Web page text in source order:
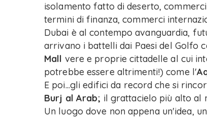
isolamento fatto di deserto,
termini di finanza, commerci
Dubai è al contempo avanguardia,
arrivano i battelli dai Paesi del Golfo
Mall vere e proprie cittadelle al cui
potrebbe essere altrimenti!) come l'
E poi...gli edifici da record che si
Burj al Arab; il grattacielo più alto al
Un luogo dove non appena un'idea,